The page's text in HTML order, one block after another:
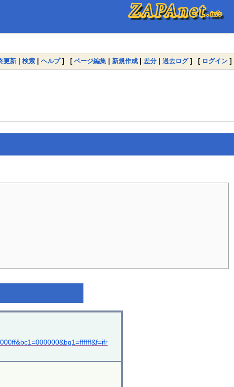
更新 | 検索 | ヘルプ] [ ページ編集 | 新規作成 | 差分 | 過去ログ] [ ログイン ]